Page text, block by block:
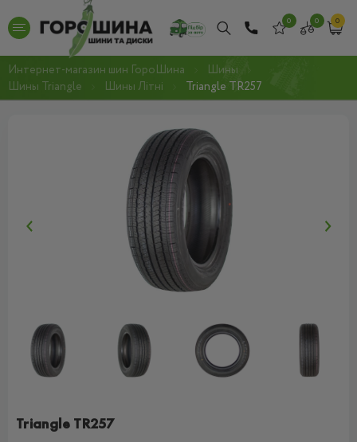
0 0 0
Интернет-магазин шин ГороШина
Шины
Шины Triangle
Шины Літні Triangle TR257
Triangle TR257